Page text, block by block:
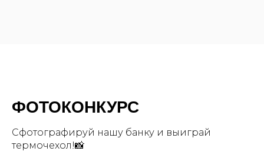
ФОТОКОНКУРС
Сфотографируй нашу банку и выиграй
термочехол!📸